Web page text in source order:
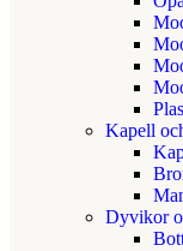
Kapell
Dyvikor